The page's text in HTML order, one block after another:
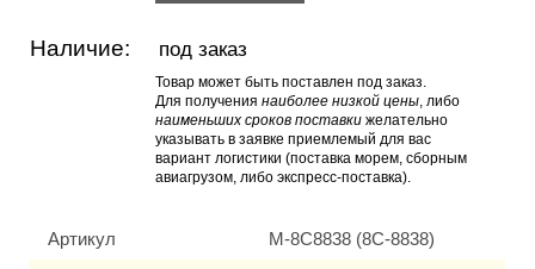
Наличие: под заказ
Товар может быть поставлен под заказ.
Для получения наиболее низкой цены, либо
наименьших сроков поставки желательно
указывать в заявке приемлемый для вас
вариант логистики (поставка морем, сборным
авиагрузом, либо экспресс-поставка).
Артикул M-8C8838 (8C-8838)